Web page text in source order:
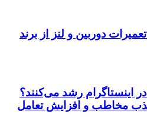
دوربین و لنز از برند
اینستاگرام رشد می‌کنند؟
مخاطب و افزایش تعامل